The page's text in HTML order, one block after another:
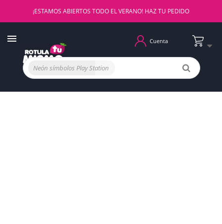
¡ESTAMOS ABIERTOS TODO EL VERANO! HAZ TU PEDIDO
Cuenta